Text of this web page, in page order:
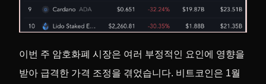
이번 주 암호화폐 시장은 여러 부정적인 요인에 영향을
받아 급격한 가격 조정을 겪었습니다. 비트코인은 1월